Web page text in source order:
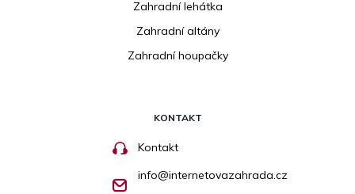
Zahradní lehátka
Zahradní altány
Zahradní houpačky
KONTAKT
Kontakt
info@internetovazahrada.cz